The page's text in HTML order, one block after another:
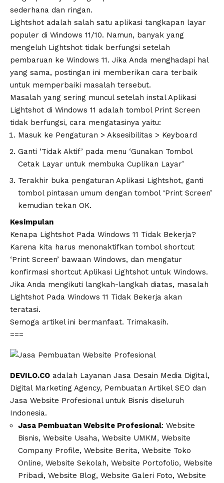
sederhana dan ringan.
Lightshot adalah salah satu aplikasi tangkapan layar
populer di Windows 11/10. Namun, banyak yang
mengeluh Lightshot tidak berfungsi setelah
pembaruan ke Windows 11. Jika Anda menghadapi hal
yang sama, postingan ini memberikan cara terbaik
untuk memperbaiki masalah tersebut.
Masalah yang sering muncul setelah instal Aplikasi
Lightshot di Windows 11 adalah tombol Print Screen
tidak berfungsi, cara mengatasinya yaitu:
Masuk ke Pengaturan > Aksesibilitas > Keyboard
Ganti ‘Tidak Aktif’ pada menu ‘Gunakan Tombol
Cetak Layar untuk membuka Cuplikan Layar’
Terakhir buka pengaturan Aplikasi Lightshot, ganti
tombol pintasan umum dengan tombol ‘Print Screen’
kemudian tekan OK.
Kesimpulan
Kenapa Lightshot Pada Windows 11 Tidak Bekerja?
Karena kita harus menonaktifkan tombol shortcut
‘Print Screen’ bawaan Windows, dan mengatur
konfirmasi shortcut Aplikasi Lightshot untuk Windows.
Jika Anda mengikuti langkah-langkah diatas, masalah
Lightshot Pada Windows 11 Tidak Bekerja akan
teratasi.
Semoga artikel ini bermanfaat. Trimakasih.
===
DEVILO.CO adalah Layanan Jasa Desain Media Digital,
Digital Marketing Agency, Pembuatan Artikel SEO dan
Jasa Website Profesional untuk Bisnis diseluruh
Indonesia.
Jasa Pembuatan Website Profesional: Website
Bisnis, Website Usaha, Website UMKM, Website
Company Profile, Website Berita, Website Toko
Online, Website Sekolah, Website Portofolio, Website
Pribadi, Website Blog, Website Galeri Foto, Website